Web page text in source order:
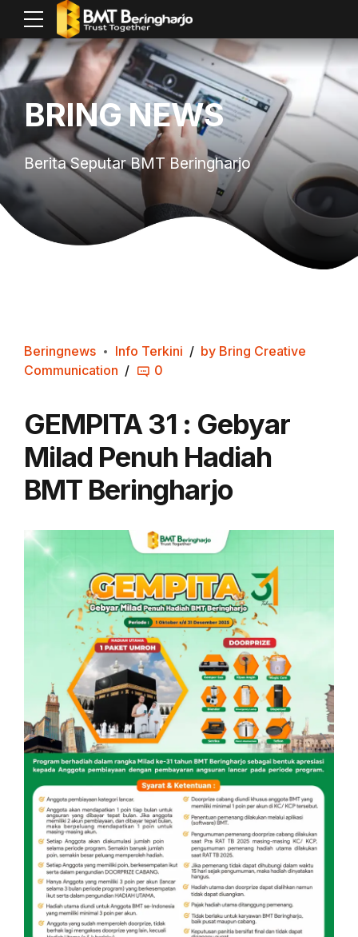
BRING NEWS
Berita Seputar BMT Beringharjo
Beringnews Info Terkini
by Bring Creative
Communication
0
GEMPITA 31 : Gebyar
Milad Penuh Hadiah
BMT Beringharjo